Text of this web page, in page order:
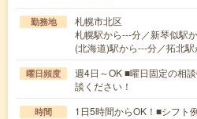
勤務地
札幌市北区
札幌駅から---分／新琴似駅
(北海道)駅から---分／拓北
曜日頻度
週4日～OK ■曜日固定の相
談ください！
時間
1日5時間からOK！■シフト